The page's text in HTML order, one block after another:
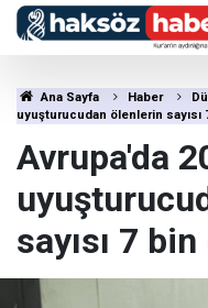
Ana Sayfa Haber
uyuşturucudan ölenlerin sayısı
Avrupa'da
sayısı 7